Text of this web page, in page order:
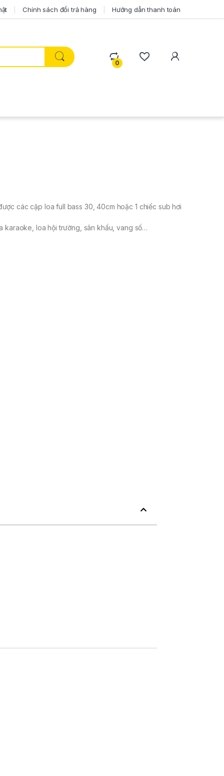
Chính sách đổi trả hàng Hướng dẫn thanh toán
0
các cặp loa full bass 30, 40cm hoặc 1 chiếc sub hơi
karaoke, loa hội trường, sân khấu, vang số…